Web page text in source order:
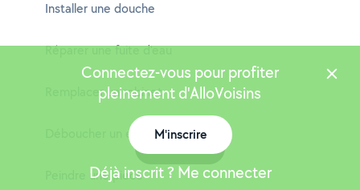
Installer une douche
Réparer une fuite d'eau
Remplacer un robinet
Déboucher un évier
Peindre une pièce
Connectez-vous pour profiter
pleinement d'AlloVoisins
M'inscrire
Déjà inscrit ? Me connecter